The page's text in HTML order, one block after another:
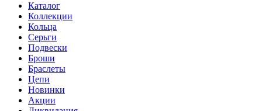
Каталог
Коллекции
Кольца
Серьги
Подвески
Броши
Браслеты
Цепи
Новинки
Акции